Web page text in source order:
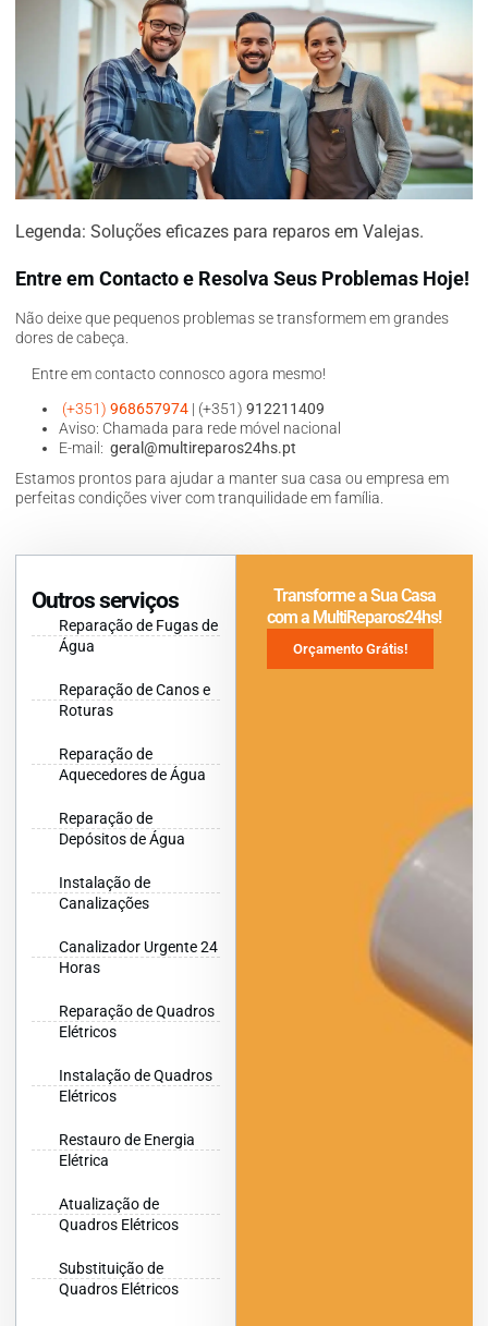
Legenda: Soluções eficazes para reparos em Valejas.
Entre em Contacto e Resolva Seus Problemas Hoje!
Não deixe que pequenos problemas se transformem em grandes
dores de cabeça.
Entre em contacto connosco agora mesmo!
(+351) 968657974 | (+351) 912211409
Aviso: Chamada para rede móvel nacional
E-mail: geral@multireparos24hs.pt
Estamos prontos para ajudar a manter sua casa ou empresa em
perfeitas condições viver com tranquilidade em família.
Outros serviços
Reparação de Fugas de
Água
Reparação de Canos e
Roturas
Reparação de
Aquecedores de Água
Reparação de
Depósitos de Água
Instalação de
Canalizações
Canalizador Urgente 24
Horas
Reparação de Quadros
Elétricos
Instalação de Quadros
Elétricos
Restauro de Energia
Elétrica
Atualização de
Quadros Elétricos
Substituição de
Quadros Elétricos
Transforme a Sua Casa
com a MultiReparos24hs!
Orçamento Grátis!